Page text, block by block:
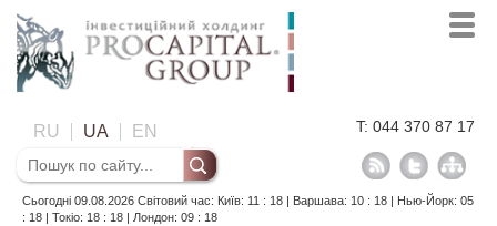
RU UA EN T: 044 370 87 17
Сьогодні 09.08.2026 Світовий час: Київ: 11 : 18 | Варшава: 10 : 18 | Нью-Йорк: 05
: 18 | Токіо: 18 : 18 | Лондон: 09 : 18